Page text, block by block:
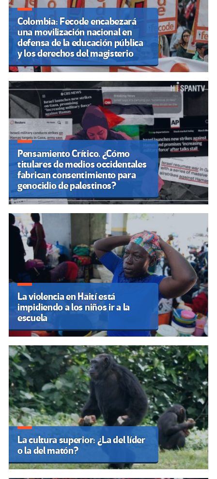
Colombia: Fecode encabezará
una movilización nacional en
defensa de la educación pública
y los derechos del magisterio
Pensamiento Crítico. ¿Cómo
titulares de medios occidentales
fabrican consentimiento para
genocidio de palestinos?
La violencia en Haití está
impidiendo a los niños ir a la
escuela
La cultura superior: ¿La del líder
o la del matón?